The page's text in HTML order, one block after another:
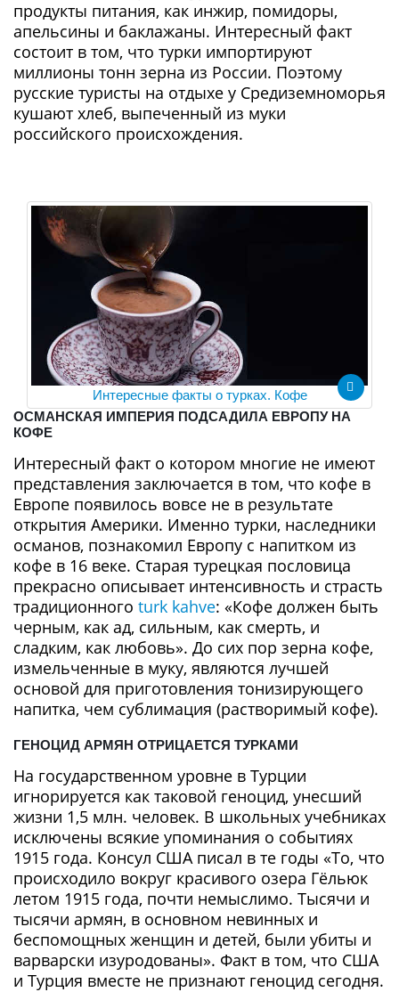
продукты питания, как инжир, помидоры,
апельсины и баклажаны. Интересный факт
состоит в том, что турки импортируют
миллионы тонн зерна из России. Поэтому
русские туристы на отдыхе у Средиземноморья
кушают хлеб, выпеченный из муки
российского происхождения.
Интересные факты о турках. Кофе
ОСМАНСКАЯ ИМПЕРИЯ ПОДСАДИЛА ЕВРОПУ НА
КОФЕ
Интересный факт о котором многие не имеют
представления заключается в том, что кофе в
Европе появилось вовсе не в результате
открытия Америки. Именно турки, наследники
османов, познакомил Европу с напитком из
кофе в 16 веке. Старая турецкая пословица
прекрасно описывает интенсивность и страсть
традиционного turk kahve: «Кофе должен быть
черным, как ад, сильным, как смерть, и
сладким, как любовь». До сих пор зерна кофе,
измельченные в муку, являются лучшей
основой для приготовления тонизирующего
напитка, чем сублимация (растворимый кофе).
ГЕНОЦИД АРМЯН ОТРИЦАЕТСЯ ТУРКАМИ
На государственном уровне в Турции
игнорируется как таковой геноцид, унесший
жизни 1,5 млн. человек. В школьных учебниках
исключены всякие упоминания о событиях
1915 года. Консул США писал в те годы «То, что
происходило вокруг красивого озера Гёльюк
летом 1915 года, почти немыслимо. Тысячи и
тысячи армян, в основном невинных и
беспомощных женщин и детей, были убиты и
варварски изуродованы». Факт в том, что США
и Турция вместе не признают геноцид сегодня.